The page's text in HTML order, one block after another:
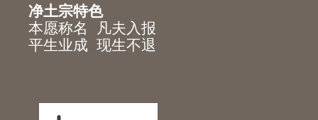
净土宗特色
本愿称名 凡夫入报
平生业成 现生不退